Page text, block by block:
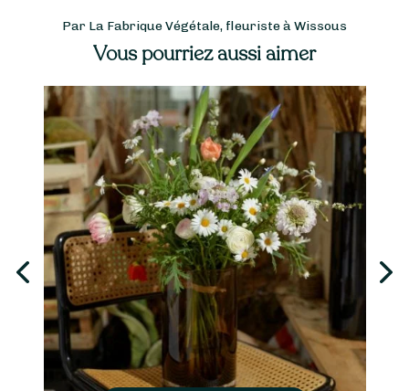
Par La Fabrique Végétale, fleuriste à Wissous
Vous pourriez aussi aimer